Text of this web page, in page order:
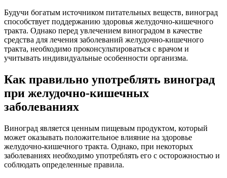
Будучи богатым источником питательных веществ, виноград
способствует поддержанию здоровья желудочно-кишечного
тракта. Однако перед увлечением виноградом в качестве
средства для лечения заболеваний желудочно-кишечного
тракта, необходимо проконсультироваться с врачом и
учитывать индивидуальные особенности организма.
Как правильно употреблять виноград
при желудочно-кишечных
заболеваниях
Виноград является ценным пищевым продуктом, который
может оказывать положительное влияние на здоровье
желудочно-кишечного тракта. Однако, при некоторых
заболеваниях необходимо употреблять его с осторожностью и
соблюдать определенные правила.